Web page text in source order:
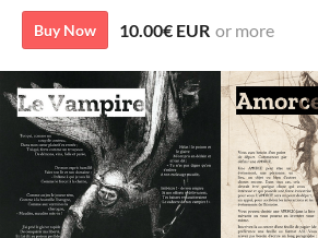
Buy Now 10.00€ EUR or more